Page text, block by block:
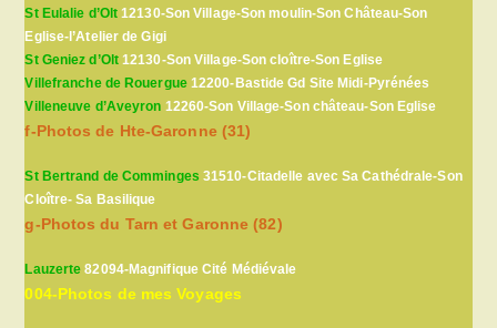
St Eulalie d’Olt 12130-Son Village-Son moulin-Son Château-Son
Eglise-l’Atelier de Gigi
St Geniez d’Olt12130-Son Village-Son cloître-Son Eglise
Villefranche de Rouergue12200-Bastide Gd Site Midi-Pyrénées
Villeneuve d’Aveyron 12260-Son Village-Son château-Son Eglise
f-Photos de Hte-Garonne (31)
St Bertrand de Comminges 31510-Citadelle avec Sa Cathédrale-Son
Cloître- Sa Basilique
g-Photos du Tarn et Garonne (82)
Lauzerte 82094-Magnifique Cité Médiévale
004-Photos de mes Voyages